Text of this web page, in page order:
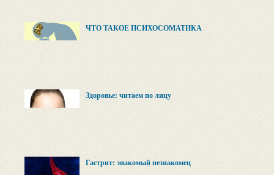
ЧТО ТАКОЕ ПСИХОСОМАТИКА
Здоровье: читаем по лицу
Гастрит: знакомый незнакомец